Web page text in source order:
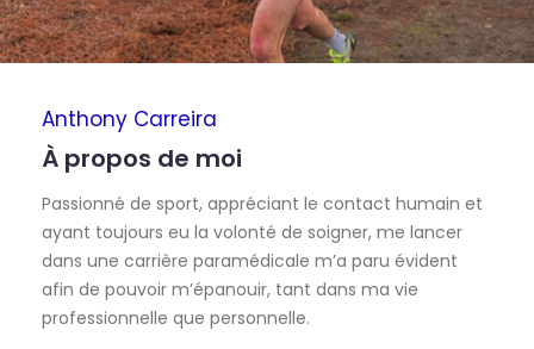
Anthony Carreira
À propos de moi
Passionné de sport, appréciant le contact humain et
ayant toujours eu la volonté de soigner, me lancer
dans une carrière paramédicale m’a paru évident
afin de pouvoir m’épanouir, tant dans ma vie
professionnelle que personnelle.